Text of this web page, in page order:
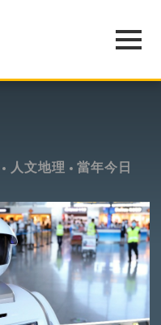
人文地理 當年今日